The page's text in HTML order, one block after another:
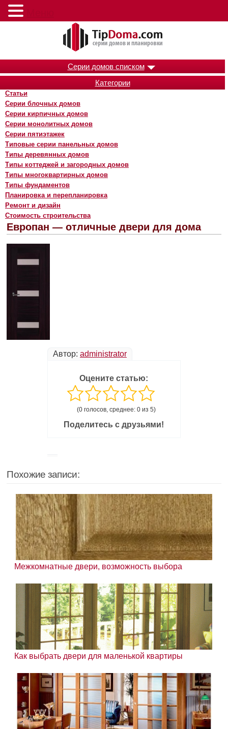
Серии домов списком
Категории
Статьи
Серии блочных домов
Серии кирпичных домов
Серии монолитных домов
Серии пятиэтажек
Типовые серии панельных домов
Типы деревянных домов
Типы коттеджей и загородных домов
Типы многоквартирных домов
Типы фундаментов
Планировка и перепланировка
Ремонт и дизайн
Стоимость строительства
Европан — отличные двери для дома
Автор: administrator
Оцените статью:
(0 голосов, среднее: 0 из 5)
Поделитесь с друзьями!
Похожие записи:
Межкомнатные двери, возможность выбора
Как выбрать двери для маленькой квартиры